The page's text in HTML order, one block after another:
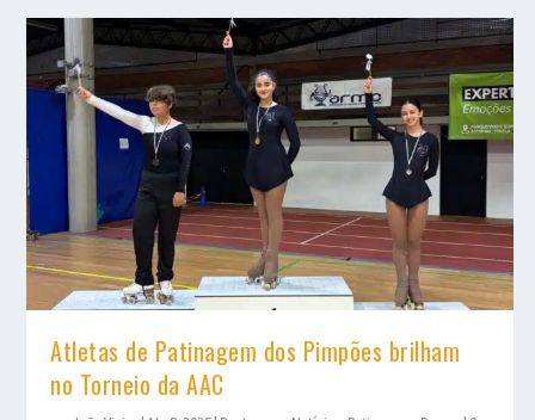
Atletas de Patinagem dos Pimpões brilham
no Torneio da AAC